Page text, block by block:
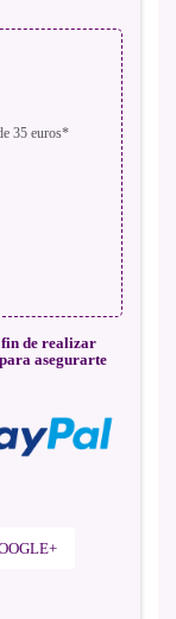
35 euros*
fin de realizar
asegurarte